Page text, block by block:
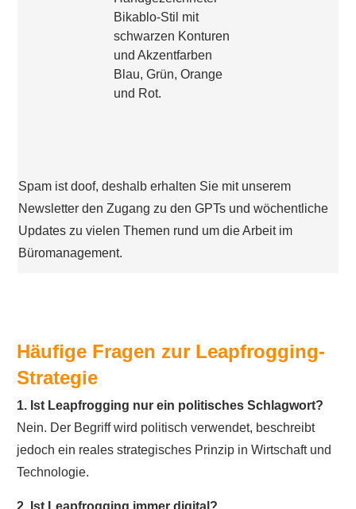
Spam ist doof, deshalb erhalten Sie mit unserem
Newsletter den Zugang zu den GPTs und wöchentliche
Updates zu vielen Themen rund um die Arbeit im
Büromanagement.
Häufige Fragen zur Leapfrogging-
Strategie
1. Ist Leapfrogging nur ein politisches Schlagwort?
Nein. Der Begriff wird politisch verwendet, beschreibt
jedoch ein reales strategisches Prinzip in Wirtschaft und
Technologie.
2. Ist Leapfrogging immer digital?